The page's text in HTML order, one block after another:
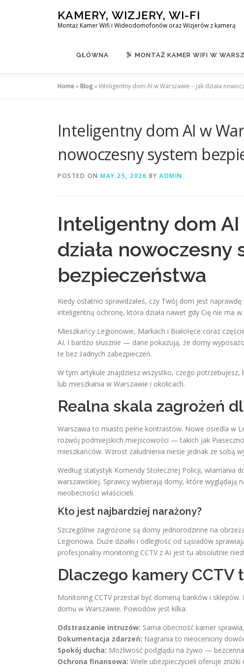
KAMERY, WIZJERY, WI-FI
Montaż Kamer Wifi i Wideodomofonów oraz Wizjerów z kamerą
GŁÓWNA MONTAŻ KAMER WIFI W
Home»Blog» Inteligentny dom AI w Warszawie – jak działa
Inteligentny dom AI w
nowoczesny system
POSTED ON MAY 25, 2026 BY ADMIN
Inteligentny dom
działa nowoczesny
bezpieczeństwa
Kiedy ostatnio sprawdzałeś, czy Twój dom jest
inteligentną ochronę, która działa nawet gdy Cię nie ma w
Mieszkańcy Legionowie, Markach i Białołęce coraz
AI. I bardzo słusznie — dane pokazują, że domy
te bez żadnych zabezpieczeń.
W tym artykule znajdziesz wszystko, czego
lub mieszkania w Warszawie i okolicach.
Realna skala zagrożeń
Warszawa to miasto pełne kontrastów. Nowe osiedla w
rozwój podmiejskich miejscowości — takich jak
mieszkańców. Wzrost zaludnienia niesie jednak ze sobą
Według statystyk Komendy Stołecznej Policji,
warszawskiej. Sprawcy wybierają domy, które wyglądają
nieobecności właścicieli.
Kto jest najbardziej narażony?
Szczególnie zagrożone są domy jednorodzinne na
Legionowa. Duże działki i odległość od sąsiadów
profesjonalny monitoring CCTV z AI jest tu absolutnie
Dlaczego kamery CCTV
Monitoring CCTV przestał być domeną banków i
domu w Warszawie. Powodów jest kilka:
Odstraszanie intruzów: Sama obecność kamer
Dokumentacja zdarzeń: Nagrania to nieoceniony
Spokój ducha: Możliwość podglądu na żywo —
Ochrona finansowa: Wiele ubezpieczycieli oferuje